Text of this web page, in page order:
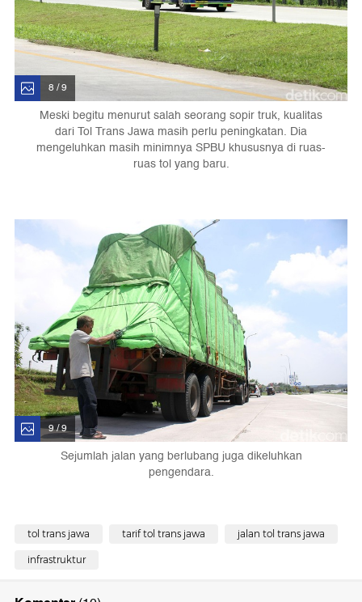
8 / 9
Meski begitu menurut salah seorang sopir truk, kualitas
dari Tol Trans Jawa masih perlu peningkatan. Dia
mengeluhkan masih minimnya SPBU khususnya di ruas-
ruas tol yang baru.
9 / 9
Sejumlah jalan yang berlubang juga dikeluhkan
pengendara.
tol trans jawa tarif tol trans jawa jalan tol trans jawa
infrastruktur